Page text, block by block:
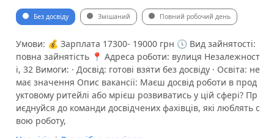
Без досвіду Змішаний Повний робочий день
Умови: 💰 Зарплата 17300- 19000 грн 🕔 Вид зайнятості:
повна зайнятість 📍 Адреса роботи: вулиця Незалежност
і, 32 Вимоги: · Досвід: готові взяти без досвіду · Освіта: не
має значення Опис вакансії: Маєш досвід роботи в прод
уктовому ритейлі або мрієш розвиватись у цій сфері? Пр
иєднуйся до команди досвідчених фахівців, які люблять с
вою роботу,